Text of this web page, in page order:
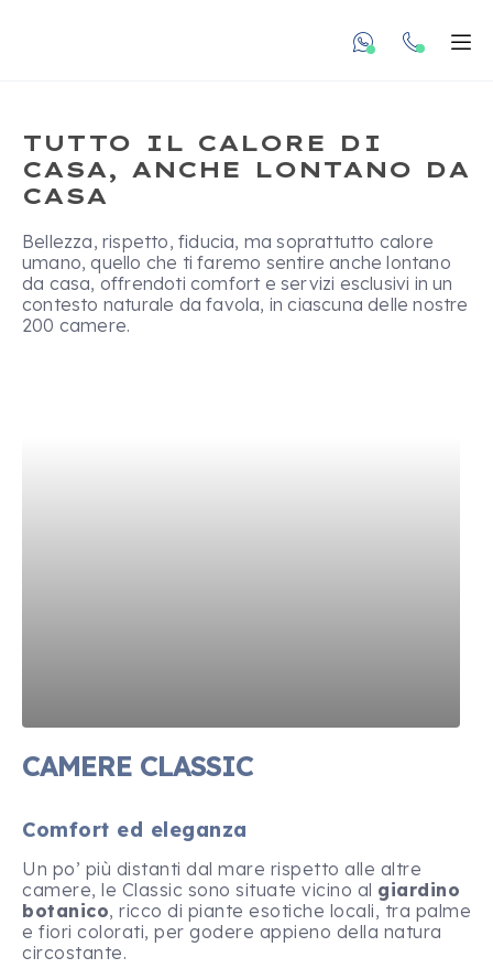
undefined
COMFORT
NELLA NATURA
TUTTO IL CALORE DI
CASA, ANCHE LONTANO DA
CASA
Bellezza, rispetto, fiducia, ma soprattutto calore
umano, quello che ti faremo sentire anche lontano
da casa, offrendoti comfort e servizi esclusivi in un
contesto naturale da favola, in ciascuna delle nostre
200 camere.
CAMERE CLASSIC
Comfort ed eleganza
Un po’ più distanti dal mare rispetto alle altre
camere, le Classic sono situate vicino al giardino
botanico, ricco di piante esotiche locali, tra palme
e fiori colorati, per godere appieno della natura
circostante.